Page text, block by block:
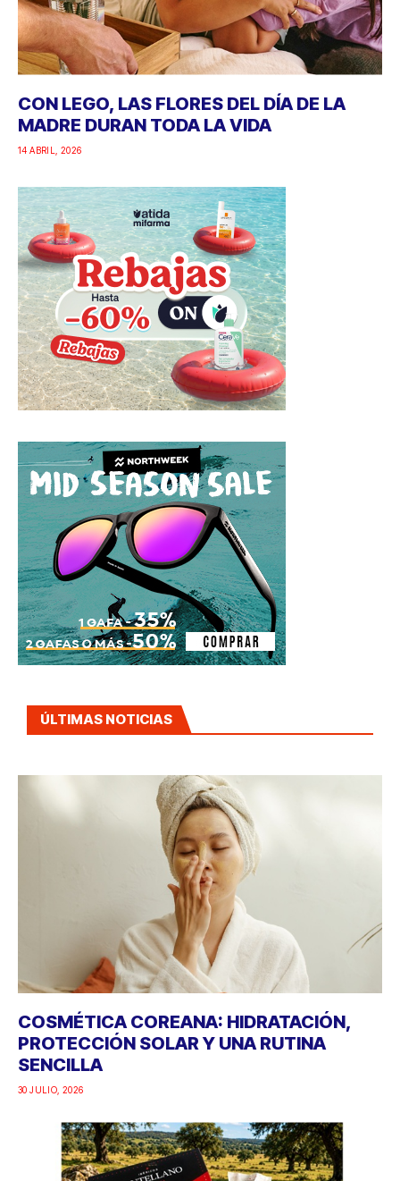
CON LEGO, LAS FLORES DEL DÍA DE LA
MADRE DURAN TODA LA VIDA
14 ABRIL, 2026
ÚLTIMAS NOTICIAS
COSMÉTICA COREANA: HIDRATACIÓN,
PROTECCIÓN SOLAR Y UNA RUTINA
SENCILLA
30 JULIO, 2026